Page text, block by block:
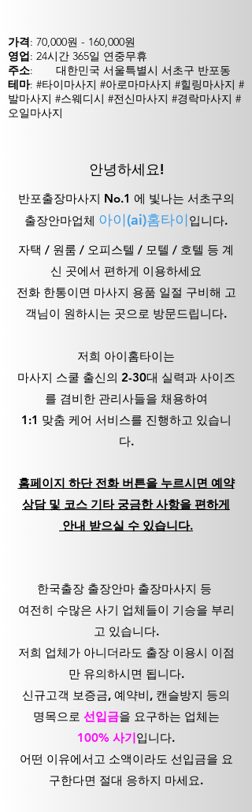
가격: 70,000원 - 160,000원
영업: 24시간 365일 연중무휴
주소:
대한민국 서울특별시 서초구 반포동
테마: #타이마사지 #아로마마사지 #힐링마사지 #
발마사지 #스웨디시 #전신마사지 #경락마사지 #
오일마사지
안녕하세요!
반포출장마사지 No.1 에 빛나는 서초구의
출장안마업체 아이(ai)홈타이입니다.
자택 / 원룸 / 오피스텔 / 모텔 / 호텔 등 계
신 곳에서 편하게 이용하세요
전화 한통이면 마사지 용품 일절 구비해 고
객님이 원하시는 곳으로 방문드립니다.
저희 아이홈타이는
마사지 스쿨 출신의 2-30대 실력과 사이즈
를 겸비한 관리사들을 채용하여
1:1 맞춤 케어 서비스를 진행하고 있습니
다.
홈페이지 하단 전화 버튼을 누르시면 예약
상담 및 코스 기타 궁금한 사항을 편하게
안내 받으실 수 있습니다.
한국출장 출장안마 출장마사지 등
여전히 수많은 사기 업체들이 기승을 부리
고 있습니다.
저희 업체가 아니더라도 출장 이용시 이점
만 유의하시면 됩니다.
신규고객 보증금, 예약비, 캔슬방지 등의
명목으로 선입금을 요구하는 업체는
100% 사기입니다.
어떤 이유에서고 소액이라도 선입금을 요
구한다면 절대 응하지 마세요.